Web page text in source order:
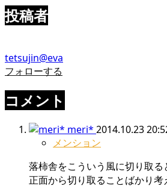
投稿者
tetsujin@eva
フォローする
コメント
meri* 2014.10.23
メンション
落柿舎をこういう風に切り取る
正面から切り取ることばかり考